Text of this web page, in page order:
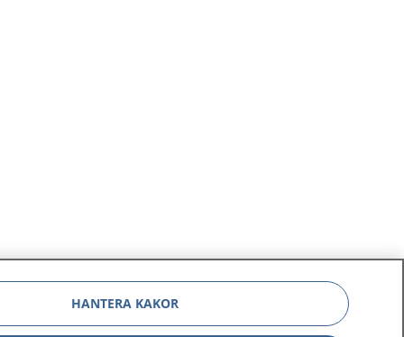
HANTERA KAKOR